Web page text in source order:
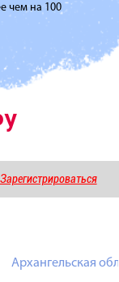
чем на 100
Зарегистрироваться
Архангельская